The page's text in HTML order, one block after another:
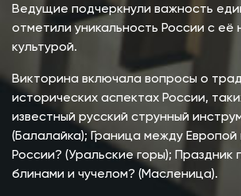
Ведущие подчеркнули важность
отметили уникальность России с её
культурой.
Викторина включала вопросы о
исторических аспектах России,
известный русский струнный
(Балалайка); Граница между Европой
России? (Уральские горы); Праздник
блинами и чучелом? (Масленица).